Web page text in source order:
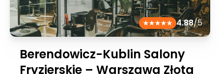
4.88/5
Berendowicz-Kublin Salony
Fryzjerskie – Warszawa Złota